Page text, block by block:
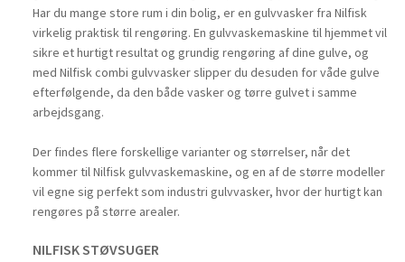
Har du mange store rum i din bolig, er en gulvvasker fra Nilfisk
virkelig praktisk til rengøring. En gulvvaskemaskine til hjemmet vil
sikre et hurtigt resultat og grundig rengøring af dine gulve, og
med Nilfisk combi gulvvasker slipper du desuden for våde gulve
efterfølgende, da den både vasker og tørre gulvet i samme
arbejdsgang.
Der findes flere forskellige varianter og størrelser, når det
kommer til Nilfisk gulvvaskemaskine, og en af de større modeller
vil egne sig perfekt som industri gulvvasker, hvor der hurtigt kan
rengøres på større arealer.
NILFISK STØVSUGER